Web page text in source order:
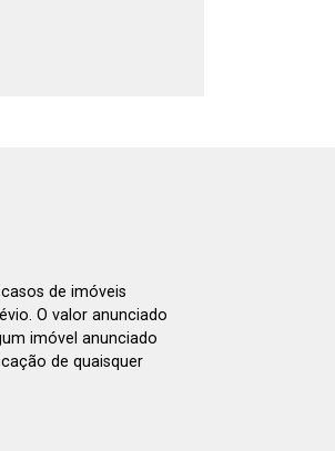
de imóveis
O valor anunciado
imóvel anunciado
de quaisquer